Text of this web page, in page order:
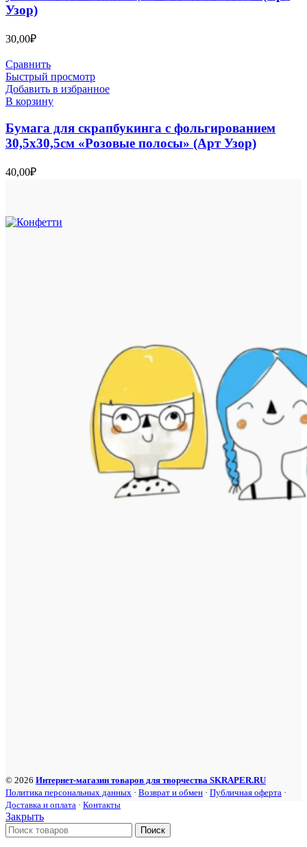
Узор)
30,00₽
Сравнить
Быстрый просмотр
Добавить в избранное
В корзину
Бумага для скрапбукинга с фольгированием
30,5х30,5см «Розовые полосы» (Арт Узор)
40,00₽
© 2026 Интернет-магазин товаров для творчества SKRAPER.RU
Политика персональных данных · Возврат и обмен · Публичная оферта ·
Доставка и оплата · Контакты
Закрыть
Поиск